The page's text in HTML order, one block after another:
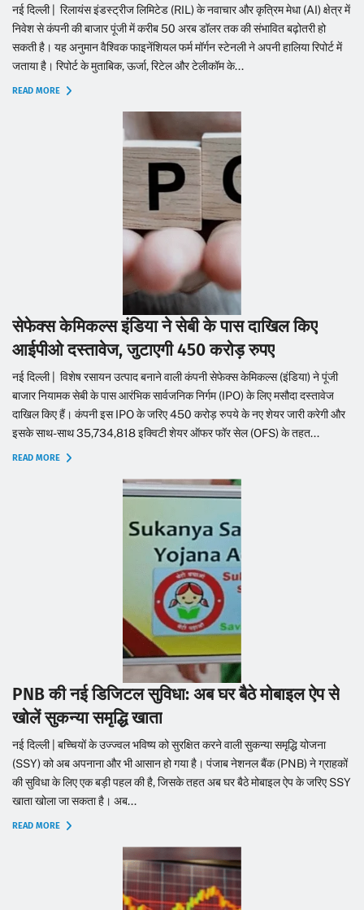
नई दिल्ली | रिलायंस इंडस्ट्रीज लिमिटेड (RIL) के नवाचार और कृत्रिम मेधा (AI) क्षेत्र में
निवेश से कंपनी की बाजार पूंजी में करीब 50 अरब डॉलर तक की संभावित बढ़ोतरी हो
सकती है। यह अनुमान वैश्विक फाइनेंशियल फर्म मॉर्गन स्टेनली ने अपनी हालिया रिपोर्ट में
जताया है। रिपोर्ट के मुताबिक, ऊर्जा, रिटेल और टेलीकॉम के...
READ MORE
सेफेक्स केमिकल्स इंडिया ने सेबी के पास दाखिल किए
आईपीओ दस्तावेज, जुटाएगी 450 करोड़ रुपए
नई दिल्ली | विशेष रसायन उत्पाद बनाने वाली कंपनी सेफेक्स केमिकल्स (इंडिया) ने पूंजी
बाजार नियामक सेबी के पास आरंभिक सार्वजनिक निर्गम (IPO) के लिए मसौदा दस्तावेज
दाखिल किए हैं। कंपनी इस IPO के जरिए 450 करोड़ रुपये के नए शेयर जारी करेगी और
इसके साथ-साथ 35,734,818 इक्विटी शेयर ऑफर फॉर सेल (OFS) के तहत...
READ MORE
PNB की नई डिजिटल सुविधा: अब घर बैठे मोबाइल ऐप से
खोलें सुकन्या समृद्धि खाता
नई दिल्ली | बच्चियों के उज्ज्वल भविष्य को सुरक्षित करने वाली सुकन्या समृद्धि योजना
(SSY) को अब अपनाना और भी आसान हो गया है। पंजाब नेशनल बैंक (PNB) ने ग्राहकों
की सुविधा के लिए एक बड़ी पहल की है, जिसके तहत अब घर बैठे मोबाइल ऐप के जरिए SSY
खाता खोला जा सकता है। अब...
READ MORE